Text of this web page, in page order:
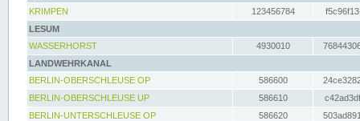
KRIMPEN
123456784
LESUM
WASSERHORST
4930010
LANDWEHRKANAL
BERLIN-OBERSCHLEUSE OP
586600
BERLIN-OBERSCHLEUSE UP
586610
BERLIN-UNTERSCHLEUSE OP
586620